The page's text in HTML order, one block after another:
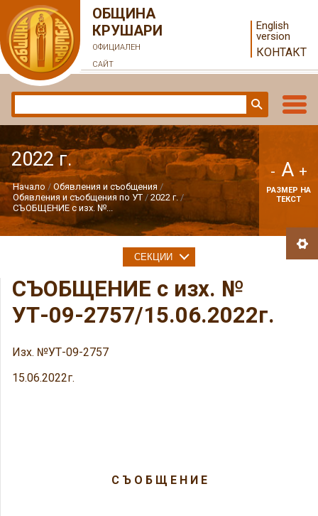
ОБЩИНА
КРУШАРИ
ОФИЦИАЛЕН
САЙТ
English
version
КОНТАКТ
2022 г.
Начало
Обявления и съобщения
Обявления и съобщения по УТ
2022 г.
СЪОБЩЕНИЕ с изх. №...
- A +
РАЗМЕР НА
ТЕКСТ
СЪОБЩЕНИЕ с изх. №
УТ-09-2757/15.06.2022г.
Изх. №УТ-09-2757
15.06.2022г.
С Ъ О Б Щ Е Н И Е
СЕКЦИИ